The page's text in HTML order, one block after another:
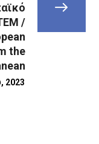
/
the
2023